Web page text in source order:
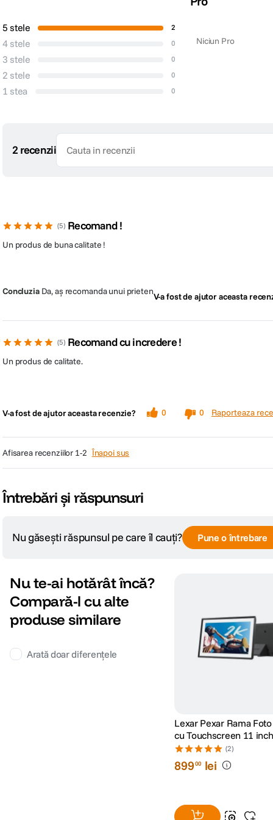
5 stele 2
4 stele 0
3 stele 0
2 stele 0
1 stea 0
Niciun Pro
2 recenzii
5 Recomand !
Un produs de buna calitate !
ConcluziaDa, aș recomanda unui prietenV-a fost de ajutor aceasta
5 Recomand cu incredere !
Un produs de calitate.
V-a fost de ajutor aceasta recenzie? 0 0 Raporteaza
afisarea recenziilor 1-2 Înapoi sus
Întrebări și răspunsuri
Nu găsești răspunsul pe care îl cauți? Pune o întrebare
Nu te-ai hotărât încă?
Compară-l cu alte
produse similare
Arată doar diferențele
Lexar Pexar Rama
cu Touchscreen 11
32GB Stocare Negru
(2)
89900 lei